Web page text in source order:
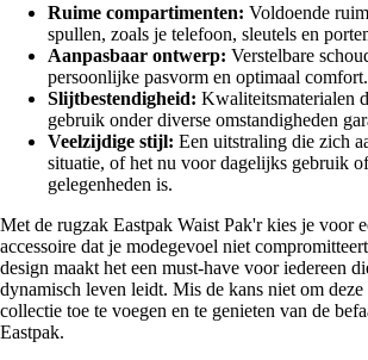
Ruime compartimenten: Voldoende
spullen, zoals je telefoon, sleutels en
Aanpasbaar ontwerp: Verstelbare
persoonlijke pasvorm en optimaal comfort.
Slijtbestendigheid: Kwaliteitsmaterialen
gebruik onder diverse omstandigheden
Veelzijdige stijl: Een uitstraling die zich
situatie, of het nu voor dagelijks gebruik
gelegenheden is.
Met de rugzak Eastpak Waist Pak'r kies je voor
accessoire dat je modegevoel niet
design maakt het een must-have voor iedereen
dynamisch leven leidt. Mis de kans niet om deze
collectie toe te voegen en te genieten van de
Eastpak.